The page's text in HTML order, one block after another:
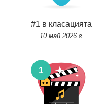
#1 в класацията
10 май 2026 г.